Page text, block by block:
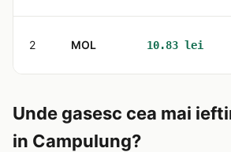
2 MOL 10.83 lei
Unde gasesc cea mai
in Campulung?